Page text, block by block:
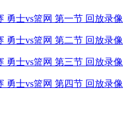
勇士vs篮网 第一节 回放录像
勇士vs篮网 第二节 回放录像
勇士vs篮网 第三节 回放录像
勇士vs篮网 第四节 回放录像